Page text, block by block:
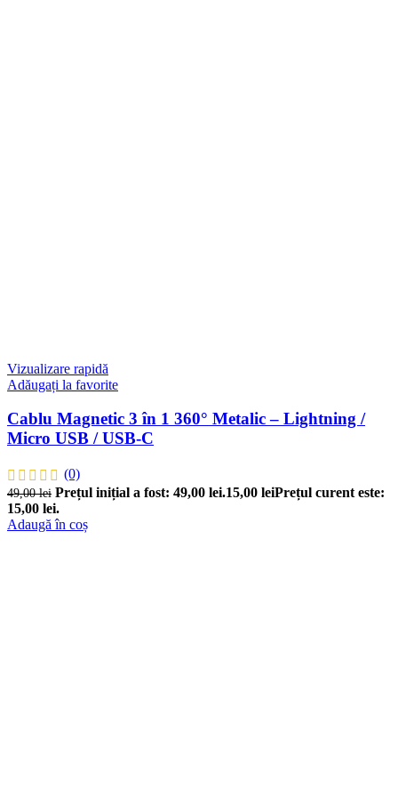
Vizualizare rapidă
Adăugați la favorite
Cablu Magnetic 3 în 1 360° Metalic – Lightning /
Micro USB / USB-C
(0)
49,00lei Prețul inițial a fost: 49,00 lei.15,00 leiPrețul curent este:
15,00 lei.
Adaugă în coș